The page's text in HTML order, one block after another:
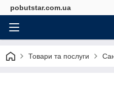
pobutstar.com.ua
Товари та послуги